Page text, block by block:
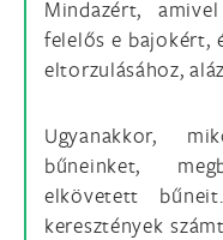
Mindazért,
felelős e bajokért,
eltorzulásához,
Ugyanakkor,
bűneinket,
elkövetett
keresztények